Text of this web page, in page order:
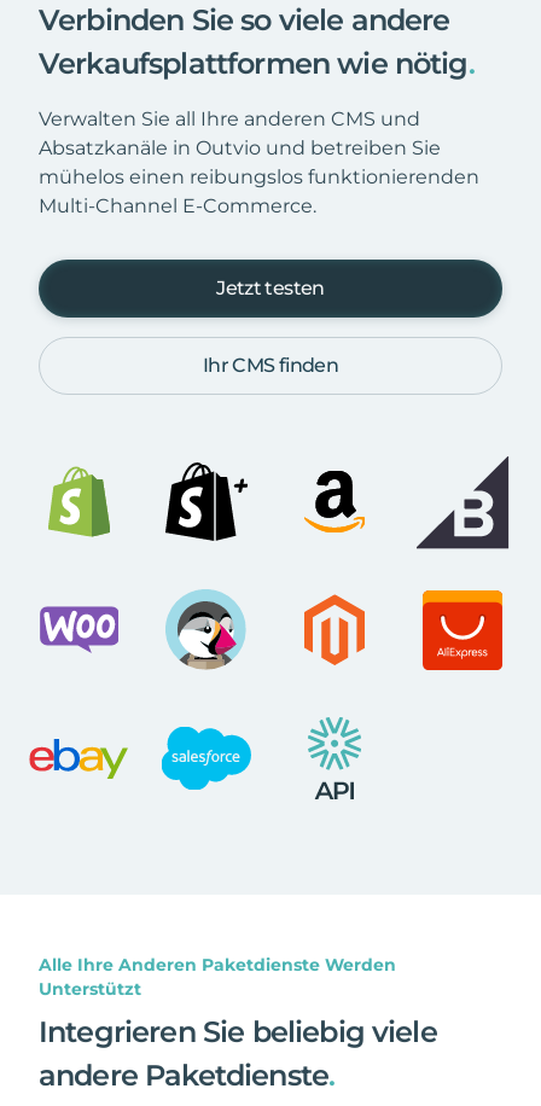
Verbinden Sie so viele andere
Verkaufsplattformen wie nötig.
Verwalten Sie all Ihre anderen CMS und
Absatzkanäle in Outvio und betreiben Sie
mühelos einen reibungslos funktionierenden
Multi-Channel E-Commerce.
Jetzt testen
Ihr CMS finden
Alle Ihre Anderen Paketdienste Werden
Unterstützt
Integrieren Sie beliebig viele
andere Paketdienste.